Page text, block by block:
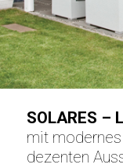
SOLARES –
mit
dezenten